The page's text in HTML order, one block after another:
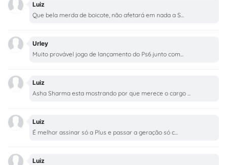
Luiz
Que bela merda de boicote, não afetará em nada a S...
Urley
Muito provável jogo de lançamento do Ps6 junto com...
Luiz
Asha Sharma esta mostrando por que merece o cargo ...
Luiz
É melhor assinar só a Plus e passar a geração só c...
Luiz